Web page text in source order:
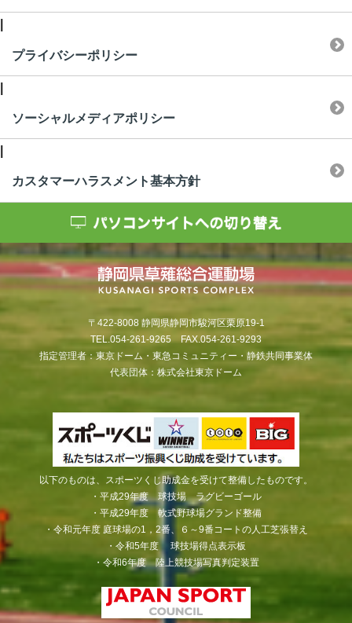
プライバシーポリシー
ソーシャルメディアポリシー
カスタマーハラスメント基本方針
〒422-8008 静岡県静岡市駿河区栗原19-1
TEL.054-261-9265 FAX.054-261-9293
指定管理者：東京ドーム・東急コミュニティー・静鉄共同事業体
代表団体：株式会社東京ドーム
以下のものは、スポーツくじ助成金を受けて整備したものです。
・平成29年度 球技場 ラグビーゴール
・平成29年度 軟式野球場グランド整備
・令和元年度 庭球場の1，2番、６～9番コートの人工芝張替え
・令和5年度 球技場得点表示板
・令和6年度 陸上競技場写真判定装置